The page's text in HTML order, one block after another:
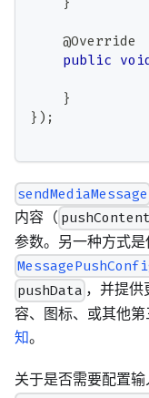
@Override
public
}
} ) ;
sendMediaMessage
内容（ pushContent
参数。另一种方式
pushData ，并提
容、图标、或其他
知。
关于是否需要配置